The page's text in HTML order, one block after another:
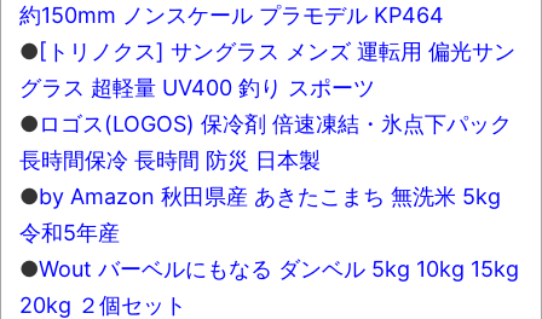
約150mm ノンスケール プラモデル KP464
●[トリノクス] サングラス メンズ 運転用 偏光サン
グラス 超軽量 UV400 釣り スポーツ
●ロゴス(LOGOS) 保冷剤 倍速凍結・氷点下パック
長時間保冷 長時間 防災 日本製
●by Amazon 秋田県産 あきたこまち 無洗米 5kg
令和5年産
●Wout バーベルにもなる ダンベル 5kg 10kg 15kg
20kg ２個セット